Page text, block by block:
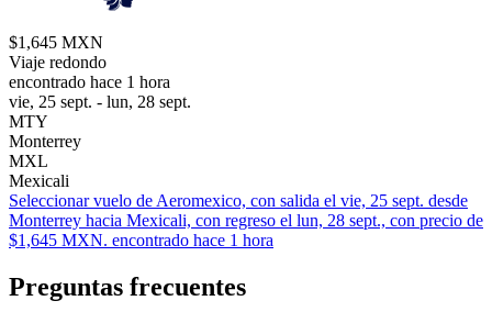
$1,645 MXN
Viaje redondo
encontrado hace 1 hora
vie, 25 sept. - lun, 28 sept.
MTY
Monterrey
MXL
Mexicali
Seleccionar vuelo de Aeromexico, con salida el vie, 25 sept. desde
Monterrey hacia Mexicali, con regreso el lun, 28 sept., con precio de
$1,645 MXN. encontrado hace 1 hora
Preguntas frecuentes